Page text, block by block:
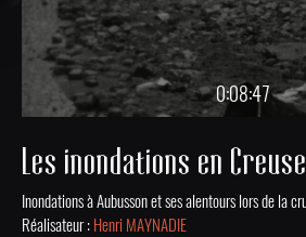
0:08:47
Les inondations en Creuse
Réalisateur : Henri MAYNADIE